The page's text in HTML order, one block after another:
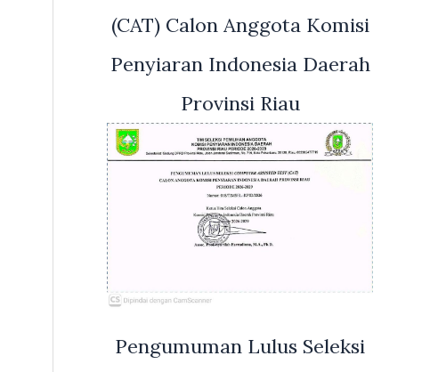
(CAT) Calon Anggota Komisi
Penyiaran Indonesia Daerah
Provinsi Riau
Pengumuman Lulus Seleksi